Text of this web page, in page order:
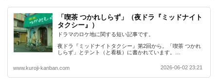
「喫茶 つかれしらず」（夜ドラ『ミッドナイト
タクシー』）
ドラマのロケ地に関する短い記事です。
夜ドラ『ミッドナイトタクシー』第2回から。「喫茶 つかれ
しらず」とテント（と看板）に書かれています。…
www.kuroji-kanban.com 2026-06-02 23:21